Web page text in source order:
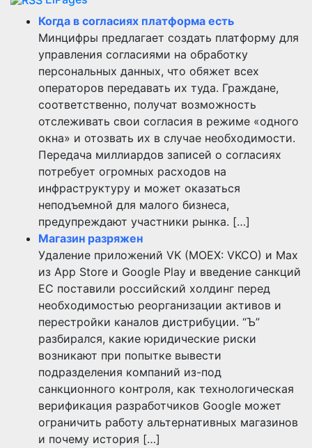
Когда в согласиях платформа есть
Минцифры предлагает создать платформу для
управления согласиями на обработку
персональных данных, что обяжет всех
операторов передавать их туда. Граждане,
соответственно, получат возможность
отслеживать свои согласия в режиме «одного
окна» и отозвать их в случае необходимости.
Передача миллиардов записей о согласиях
потребует огромных расходов на
инфраструктуру и может оказаться
неподъемной для малого бизнеса,
предупреждают участники рынка. […]
Магазин разряжен
Удаление приложений VK (MOEX: VKCO) и Max
из App Store и Google Play и введение санкций
ЕС поставили российский холдинг перед
необходимостью реорганизации активов и
перестройки каналов дистрибуции. “Ъ”
разбирался, какие юридические риски
возникают при попытке вывести
подразделения компаний из-под
санкционного контроля, как технологическая
верификация разработчиков Google может
ограничить работу альтернативных магазинов
и почему история […]